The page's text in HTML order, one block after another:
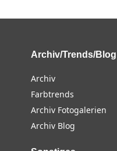
Archiv/Trends/Blog
Archiv
Farbtrends
Archiv Fotogalerien
Archiv Blog